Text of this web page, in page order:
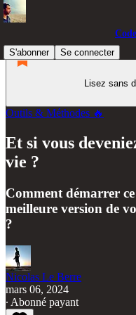
S'abonner
Se connecter
Lisez sans
Outils & Méthodes 🔥
Et si vous
vie ?
Comment démarrer
meilleure version de
?
Nicolas Le Berre
mars 06, 2024
∙ Abonné payant